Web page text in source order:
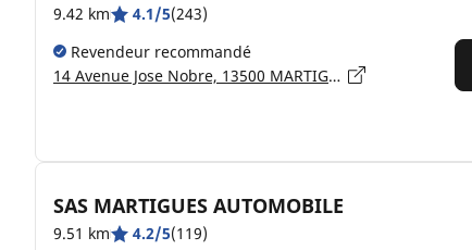
9.42 km 4.1/5(243)
Revendeur recommandé
14 Avenue Jose Nobre, 13500 MARTIGUES
SAS MARTIGUES AUTOMOBILE
9.51 km 4.2/5(119)